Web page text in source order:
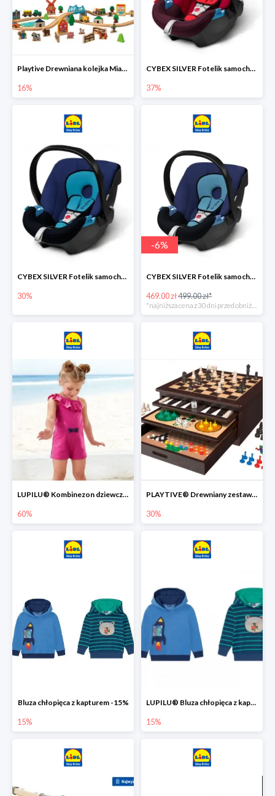
Playtive Drewniana kolejka Miasto lub Farma
16%
CYBEX SILVER Fotelik samochodowy
37%
CYBEX SILVER Fotelik samochodowy -30%
30%
-6%
CYBEX SILVER Fotelik samochodowy + dostawa gratis!
469.00 zł499.00 zł*
*najniższa cena z 30 dni przed obniżką
LUPILU® Kombinezon dziewczęcy z bawełny
60%
PLAYTIVE® Drewniany zestaw gier 10 w 1
30%
Bluza chłopięca z kapturem -15%
15%
LUPILU® Bluza chłopięca z kapturem
15%